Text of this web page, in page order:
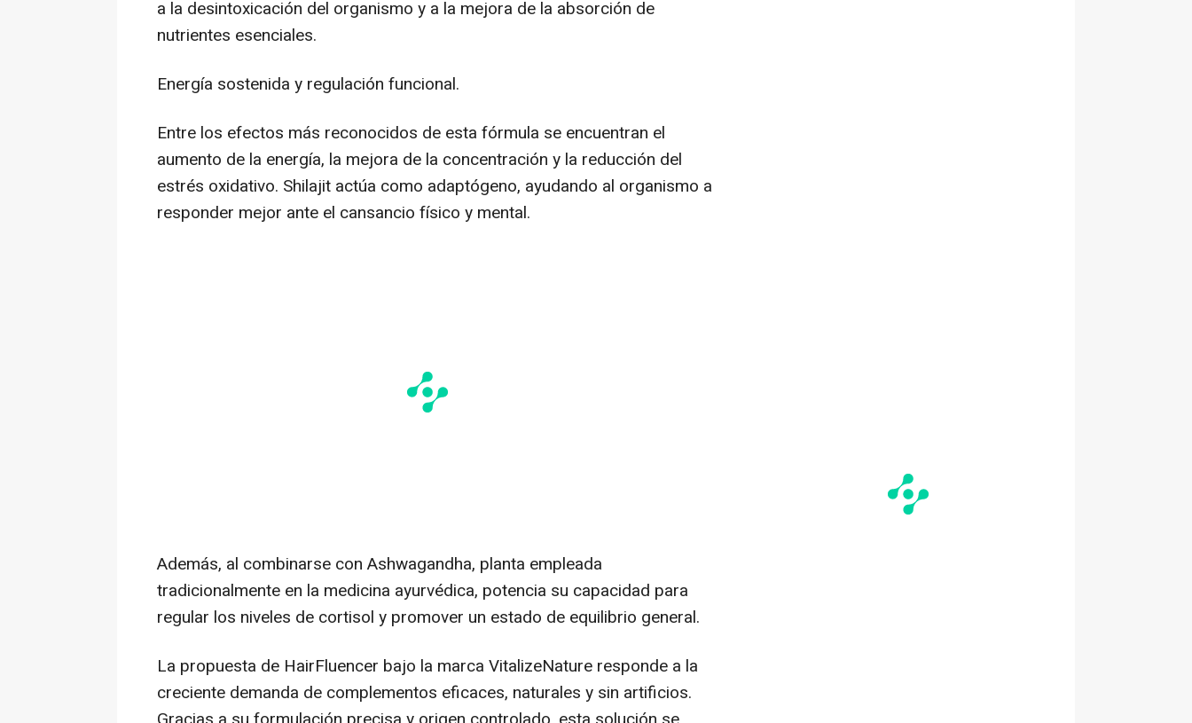
a la desintoxicación del organismo y a la mejora de la absorción de
nutrientes esenciales.
Energía sostenida y regulación funcional.
Entre los efectos más reconocidos de esta fórmula se encuentran el
aumento de la energía, la mejora de la concentración y la reducción del
estrés oxidativo. Shilajit actúa como adaptógeno, ayudando al organismo a
responder mejor ante el cansancio físico y mental.
Además, al combinarse con Ashwagandha, planta empleada
tradicionalmente en la medicina ayurvédica, potencia su capacidad para
regular los niveles de cortisol y promover un estado de equilibrio general.
La propuesta de HairFluencer bajo la marca VitalizeNature responde a la
creciente demanda de complementos eficaces, naturales y sin artificios.